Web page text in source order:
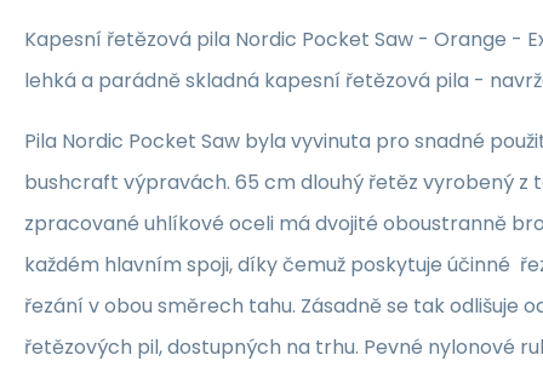
Kapesní řetězová pila Nordic Pocket Saw - Orange -
lehká a parádně skladná kapesní řetězová pila -
Pila Nordic Pocket Saw byla vyvinuta pro snadné
bushcraft výpravách. 65 cm dlouhý řetěz vyrobený z
zpracované uhlíkové oceli má dvojité oboustranně
každém hlavním spoji, díky čemuž poskytuje účinné
řezání v obou směrech tahu. Zásadně se tak odlišuje
řetězových pil, dostupných na trhu. Pevné nylonové